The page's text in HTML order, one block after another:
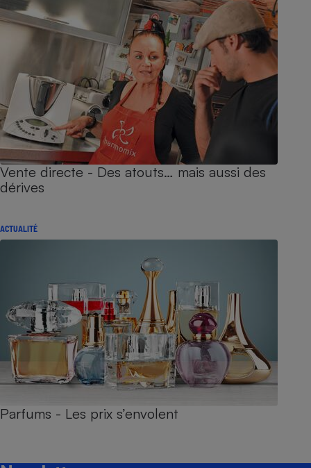
Vente directe - Des atouts… mais aussi des
dérives
ACTUALITÉ
Parfums - Les prix s’envolent